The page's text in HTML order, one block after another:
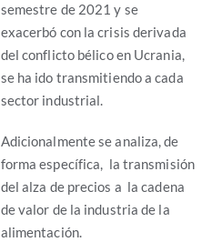
semestre de 2021 y se
exacerbó con la crisis derivada
del conflicto bélico en Ucrania,
se ha ido transmitiendo a cada
sector industrial.
Adicionalmente se analiza, de
forma específica, la transmisión
del alza de precios a la cadena
de valor de la industria de la
alimentación.